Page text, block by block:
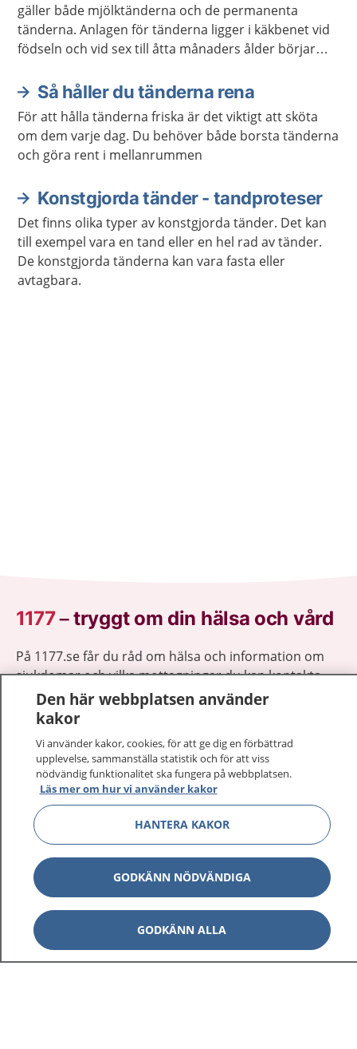
gäller både mjölktänderna och de permanenta
tänderna. Anlagen för tänderna ligger i käkbenet vid
födseln och vid sex till åtta månaders ålder börjar
Så håller du tänderna rena
För att hålla tänderna friska är det viktigt att sköta
om dem varje dag. Du behöver både borsta tänderna
och göra rent i mellanrummen
Konstgjorda tänder - tandproteser
Det finns olika typer av konstgjorda tänder. Det kan
till exempel vara en tand eller en hel rad av tänder.
De konstgjorda tänderna kan vara fasta eller
avtagbara.
1177–tryggt om din hälsa och vård
På 1177.se får du råd om hälsa och information om
sjukdomar och vilka mottagningar du kan kontakta.
Logga in för att läsa din journal och göra dina
vårdärenden. Ring telefonnummer 1177 för
1177 ger dig råd när du vill må bättre.
1177 på flera språk
Om 1177 Visa
Kontakt Visa
Den här webbplatsen använder
kakor
Vi använder kakor, cookies, för att ge dig en förbättrad
upplevelse, sammanställa statistik och för att viss
nödvändig funktionalitet ska fungera på webbplatsen.
Läs mer om hur vi använder kakor
HANTERA KAKOR
GODKÄNN NÖDVÄNDIGA
GODKÄNN ALLA